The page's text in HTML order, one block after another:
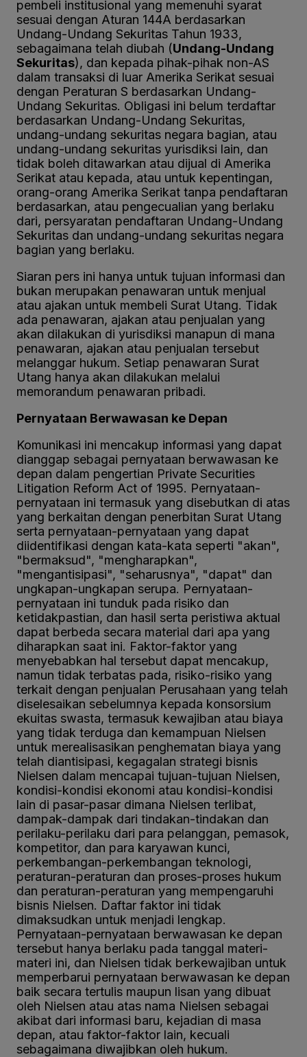
pembeli institusional yang memenuhi syarat
sesuai dengan Aturan 144A berdasarkan
Undang-Undang Sekuritas Tahun 1933,
sebagaimana telah diubah (Undang-Undang
Sekuritas), dan kepada pihak-pihak non-AS
dalam transaksi di luar Amerika Serikat sesuai
dengan Peraturan S berdasarkan Undang-
Undang Sekuritas. Obligasi ini belum terdaftar
berdasarkan Undang-Undang Sekuritas,
undang-undang sekuritas negara bagian, atau
undang-undang sekuritas yurisdiksi lain, dan
tidak boleh ditawarkan atau dijual di Amerika
Serikat atau kepada, atau untuk kepentingan,
orang-orang Amerika Serikat tanpa pendaftaran
berdasarkan, atau pengecualian yang berlaku
dari, persyaratan pendaftaran Undang-Undang
Sekuritas dan undang-undang sekuritas negara
bagian yang berlaku.
Siaran pers ini hanya untuk tujuan informasi dan
bukan merupakan penawaran untuk menjual
atau ajakan untuk membeli Surat Utang. Tidak
ada penawaran, ajakan atau penjualan yang
akan dilakukan di yurisdiksi manapun di mana
penawaran, ajakan atau penjualan tersebut
melanggar hukum. Setiap penawaran Surat
Utang hanya akan dilakukan melalui
memorandum penawaran pribadi.
Pernyataan Berwawasan ke Depan
Komunikasi ini mencakup informasi yang dapat
dianggap sebagai pernyataan berwawasan ke
depan dalam pengertian Private Securities
Litigation Reform Act of 1995. Pernyataan-
pernyataan ini termasuk yang disebutkan di atas
yang berkaitan dengan penerbitan Surat Utang
serta pernyataan-pernyataan yang dapat
diidentifikasi dengan kata-kata seperti "akan",
"bermaksud", "mengharapkan",
"mengantisipasi", "seharusnya", "dapat" dan
ungkapan-ungkapan serupa. Pernyataan-
pernyataan ini tunduk pada risiko dan
ketidakpastian, dan hasil serta peristiwa aktual
dapat berbeda secara material dari apa yang
diharapkan saat ini. Faktor-faktor yang
menyebabkan hal tersebut dapat mencakup,
namun tidak terbatas pada, risiko-risiko yang
terkait dengan penjualan Perusahaan yang telah
diselesaikan sebelumnya kepada konsorsium
ekuitas swasta, termasuk kewajiban atau biaya
yang tidak terduga dan kemampuan Nielsen
untuk merealisasikan penghematan biaya yang
telah diantisipasi, kegagalan strategi bisnis
Nielsen dalam mencapai tujuan-tujuan Nielsen,
kondisi-kondisi ekonomi atau kondisi-kondisi
lain di pasar-pasar dimana Nielsen terlibat,
dampak-dampak dari tindakan-tindakan dan
perilaku-perilaku dari para pelanggan, pemasok,
kompetitor, dan para karyawan kunci,
perkembangan-perkembangan teknologi,
peraturan-peraturan dan proses-proses hukum
dan peraturan-peraturan yang mempengaruhi
bisnis Nielsen. Daftar faktor ini tidak
dimaksudkan untuk menjadi lengkap.
Pernyataan-pernyataan berwawasan ke depan
tersebut hanya berlaku pada tanggal materi-
materi ini, dan Nielsen tidak berkewajiban untuk
memperbarui pernyataan berwawasan ke depan
baik secara tertulis maupun lisan yang dibuat
oleh Nielsen atau atas nama Nielsen sebagai
akibat dari informasi baru, kejadian di masa
depan, atau faktor-faktor lain, kecuali
sebagaimana diwajibkan oleh hukum.